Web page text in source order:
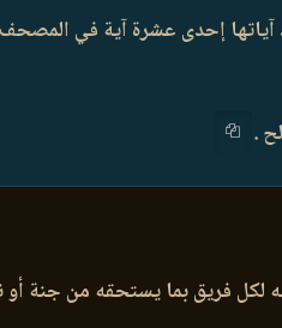
آياتها إحدى عشرة آية في
.
لكل فريق بما يستحقه من جنة أو